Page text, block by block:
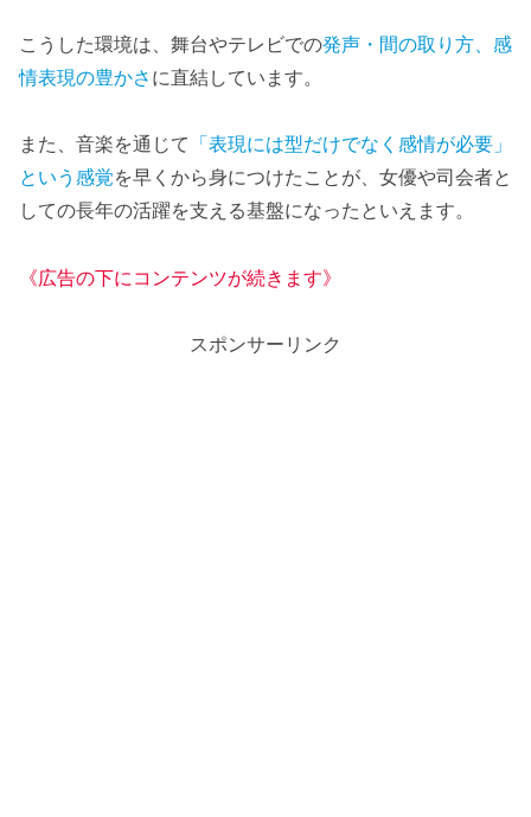
こうした環境は、舞台やテレビでの発声・間の取り方、感
情表現の豊かさ に直結しています。
また、音楽を通じて 「表現には型だけでなく感情が必要」
という感覚を早くから身につけたことが、女優や司会者と
しての長年の活躍を支える基盤になったといえます。
《広告の下にコンテンツが続きます》
スポンサーリンク